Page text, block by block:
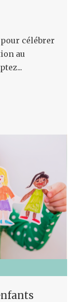
célébrer
au